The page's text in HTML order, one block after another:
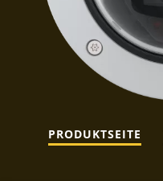
PRODUKTSEITE